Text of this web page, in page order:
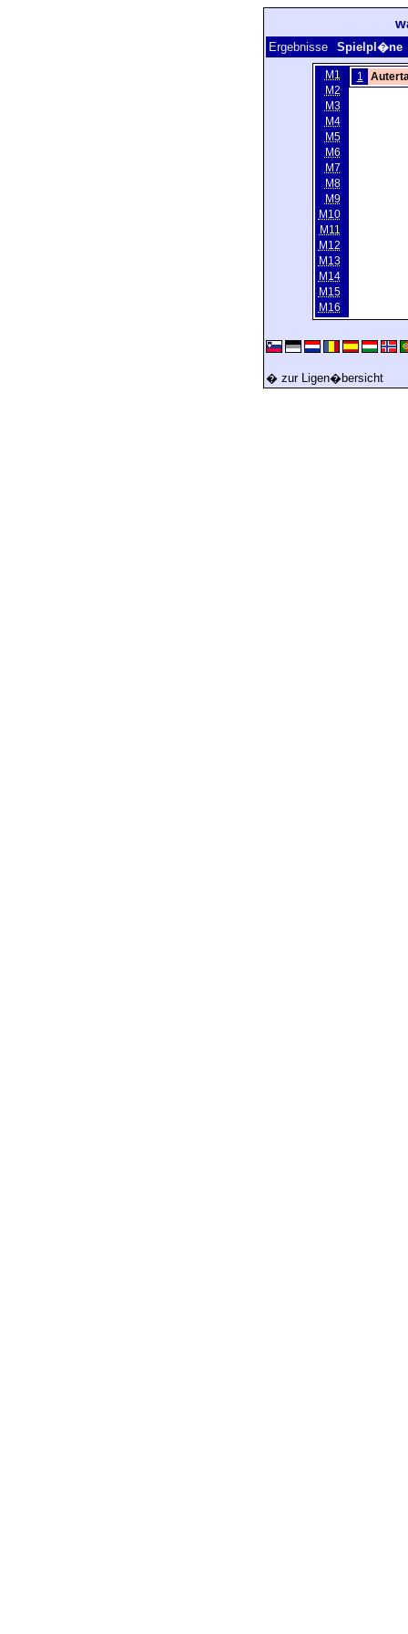
Ergebnisse
M1
M2
M3
M4
M5
M6
M7
M8
M9
M10
M11
M12
M13
M14
M15
M16
1
� zur Ligen�bersicht